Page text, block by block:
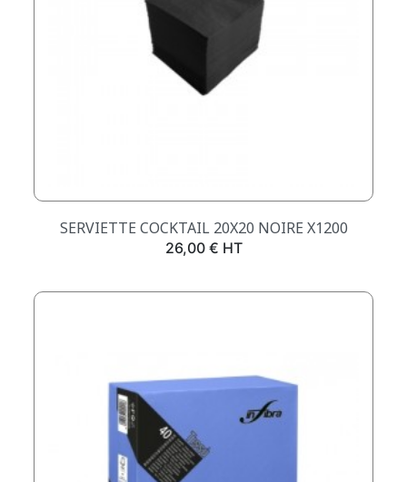
SERVIETTE COCKTAIL 20X20 NOIRE X1200
Prix
26,00 € HT